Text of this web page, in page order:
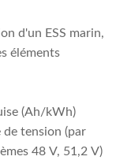
d'un ESS marin,
éléments
(Ah/kWh)
tension (par
48 V, 51,2 V)